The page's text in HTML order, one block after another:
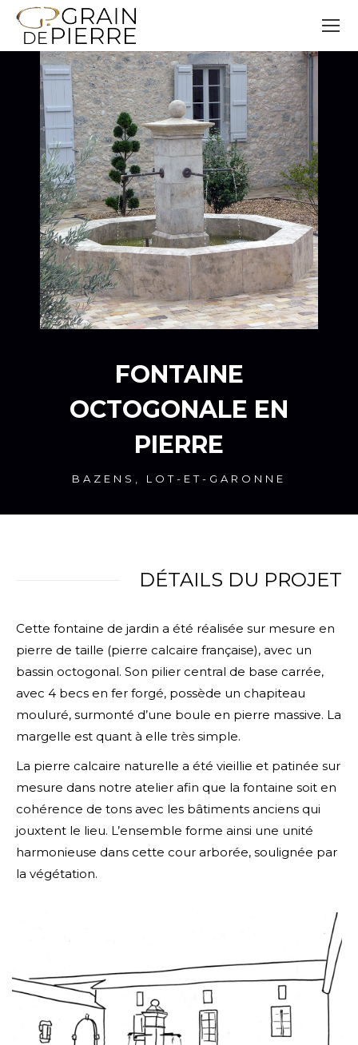
FONTAINE
OCTOGONALE EN
PIERRE
BAZENS, LOT-ET-GARONNE
DÉTAILS DU PROJET
Cette fontaine de jardin a été réalisée sur mesure en
pierre de taille (pierre calcaire française), avec un
bassin octogonal. Son pilier central de base carrée,
avec 4 becs en fer forgé, possède un chapiteau
mouluré, surmonté d’une boule en pierre massive. La
margelle est quant à elle très simple.
La pierre calcaire naturelle a été vieillie et patinée sur
mesure dans notre atelier afin que la fontaine soit en
cohérence de tons avec les bâtiments anciens qui
jouxtent le lieu. L’ensemble forme ainsi une unité
harmonieuse dans cette cour arborée, soulignée par
la végétation.